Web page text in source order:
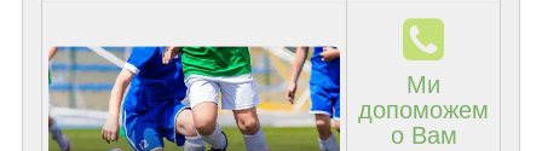
Ми
допоможем
о Вам